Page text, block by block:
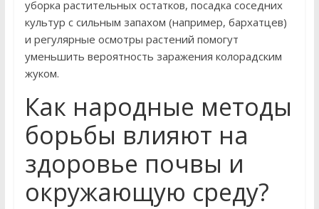
уборка растительных остатков, посадка соседних
культур с сильным запахом (например, бархатцев)
и регулярные осмотры растений помогут
уменьшить вероятность заражения колорадским
жуком.
Как народные методы
борьбы влияют на
здоровье почвы и
окружающую среду?